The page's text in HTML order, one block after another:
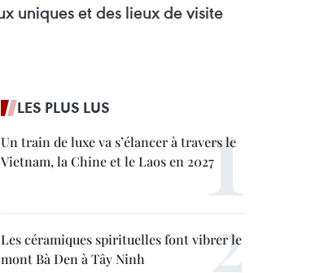
uniques et des lieux de visite
LES PLUS LUS
Un train de luxe va s’élancer à travers le
Vietnam, la Chine et le Laos en 2027
Les céramiques spirituelles font vibrer le
mont Bà Den à Tây Ninh